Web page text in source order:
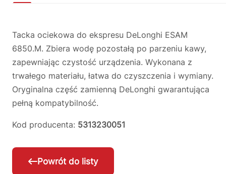
Tacka ociekowa do ekspresu DeLonghi ESAM
6850.M. Zbiera wodę pozostałą po parzeniu kawy,
zapewniając czystość urządzenia. Wykonana z
trwałego materiału, łatwa do czyszczenia i wymiany.
Oryginalna część zamienną DeLonghi gwarantująca
pełną kompatybilność.
Kod producenta: 5313230051
Powrót do listy